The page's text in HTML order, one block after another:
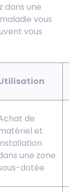
dans une
vous
vous
de
et
une zone
dotée